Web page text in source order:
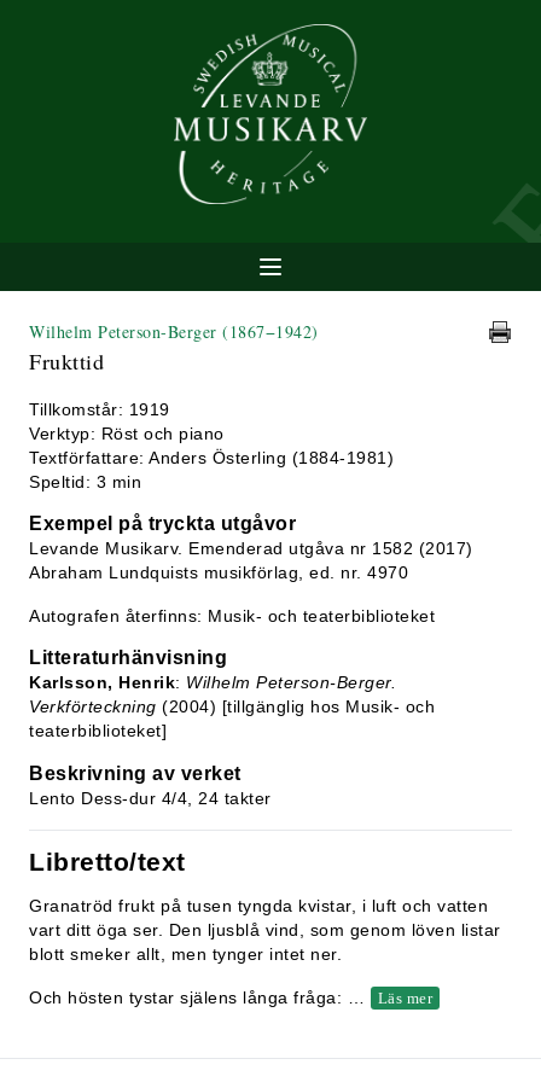
Wilhelm Peterson-Berger (1867−1942)
Frukttid
Tillkomstår: 1919
Verktyp: Röst och piano
Textförfattare: Anders Österling (1884-1981)
Speltid: 3 min
Exempel på tryckta utgåvor
Levande Musikarv. Emenderad utgåva nr 1582 (2017)
Abraham Lundquists musikförlag, ed. nr. 4970
Autografen återfinns: Musik- och teaterbiblioteket
Litteraturhänvisning
Karlsson, Henrik: Wilhelm Peterson-Berger.
Verkförteckning (2004) [tillgänglig hos Musik- och
teaterbiblioteket]
Beskrivning av verket
Lento Dess-dur 4/4, 24 takter
Libretto/text
Granatröd frukt på tusen tyngda kvistar, i luft och vatten
vart ditt öga ser. Den ljusblå vind, som genom löven listar
blott smeker allt, men tynger intet ner.
Och hösten tystar själens långa fråga: Läs mer